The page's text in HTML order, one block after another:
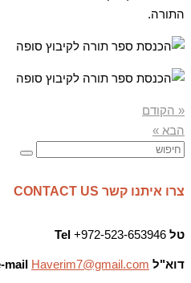
התורה.
« הקודם
הבא »
צרו איתנו קשר CONTACT US
טל Tel
דוא"ל mail Haverim7@gmail.com